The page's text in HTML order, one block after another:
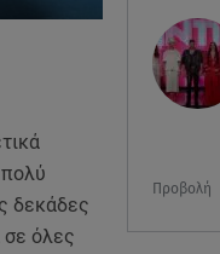
Προβολή
δεκάδες
σε όλες